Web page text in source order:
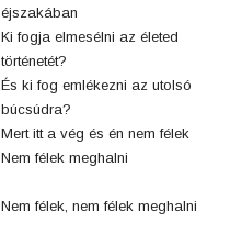
éjszakában
Ki fogja elmesélni az életed
történetét?
És ki fog emlékezni az utolsó
búcsúdra?
Mert itt a vég és én nem félek
Nem félek meghalni
Nem félek, nem félek meghalni